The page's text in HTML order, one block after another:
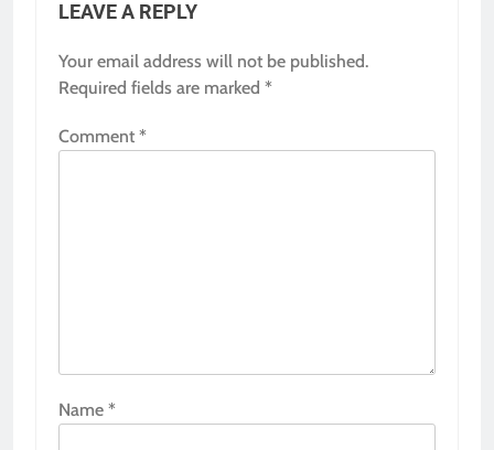
LEAVE A REPLY
Your email address will not be published.
Required fields are marked *
Comment *
Name *